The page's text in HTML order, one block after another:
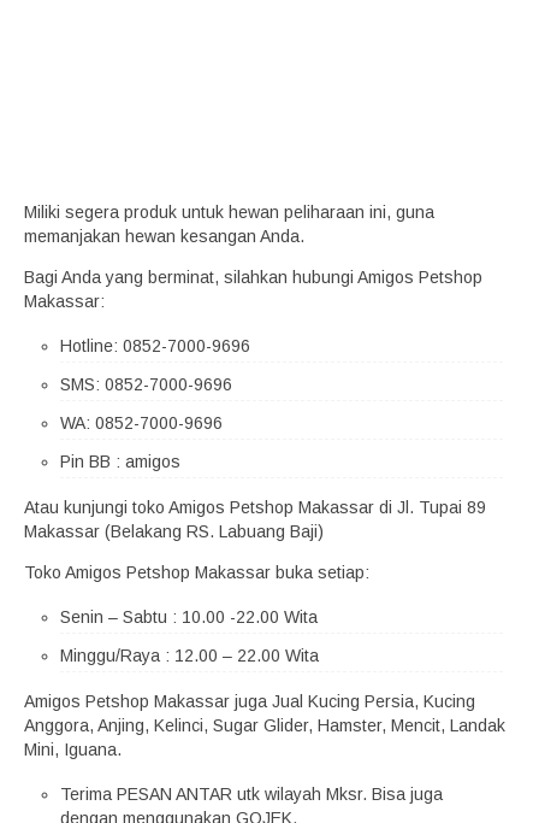
Miliki segera produk untuk hewan peliharaan ini, guna
memanjakan hewan kesangan Anda.
Bagi Anda yang berminat, silahkan hubungi Amigos Petshop
Makassar:
Hotline: 0852-7000-9696
SMS: 0852-7000-9696
WA: 0852-7000-9696
Pin BB : amigos
Atau kunjungi toko Amigos Petshop Makassar di Jl. Tupai 89
Makassar (Belakang RS. Labuang Baji)
Toko Amigos Petshop Makassar buka setiap:
Senin – Sabtu : 10.00 -22.00 Wita
Minggu/Raya : 12.00 – 22.00 Wita
Amigos Petshop Makassar juga Jual Kucing Persia, Kucing
Anggora, Anjing, Kelinci, Sugar Glider, Hamster, Mencit, Landak
Mini, Iguana.
Terima PESAN ANTAR utk wilayah Mksr. Bisa juga
dengan menggunakan GOJEK.